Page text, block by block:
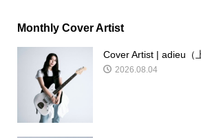
Monthly Cover Artist
Cover Artist | adieu（
2026.08.04